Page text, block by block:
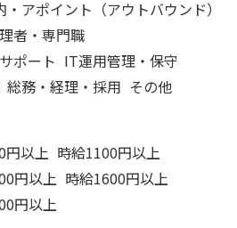
・アポイント（アウトバウンド）
者・専門職
ポート IT運用管理・保守
総務・経理・採用 その他
円以上 時給1100円以上
円以上 時給1600円以上
円以上